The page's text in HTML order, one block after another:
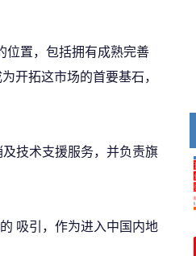
位置，包括拥有成熟完善
开拓这市场的首要基石，
技术支援服务，并负责旗
吸引，作为进入中国内地